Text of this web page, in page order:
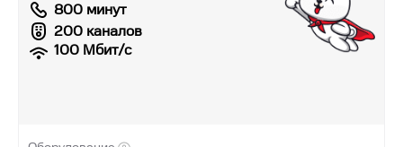
800 минут
200 каналов
100 Мбит/с